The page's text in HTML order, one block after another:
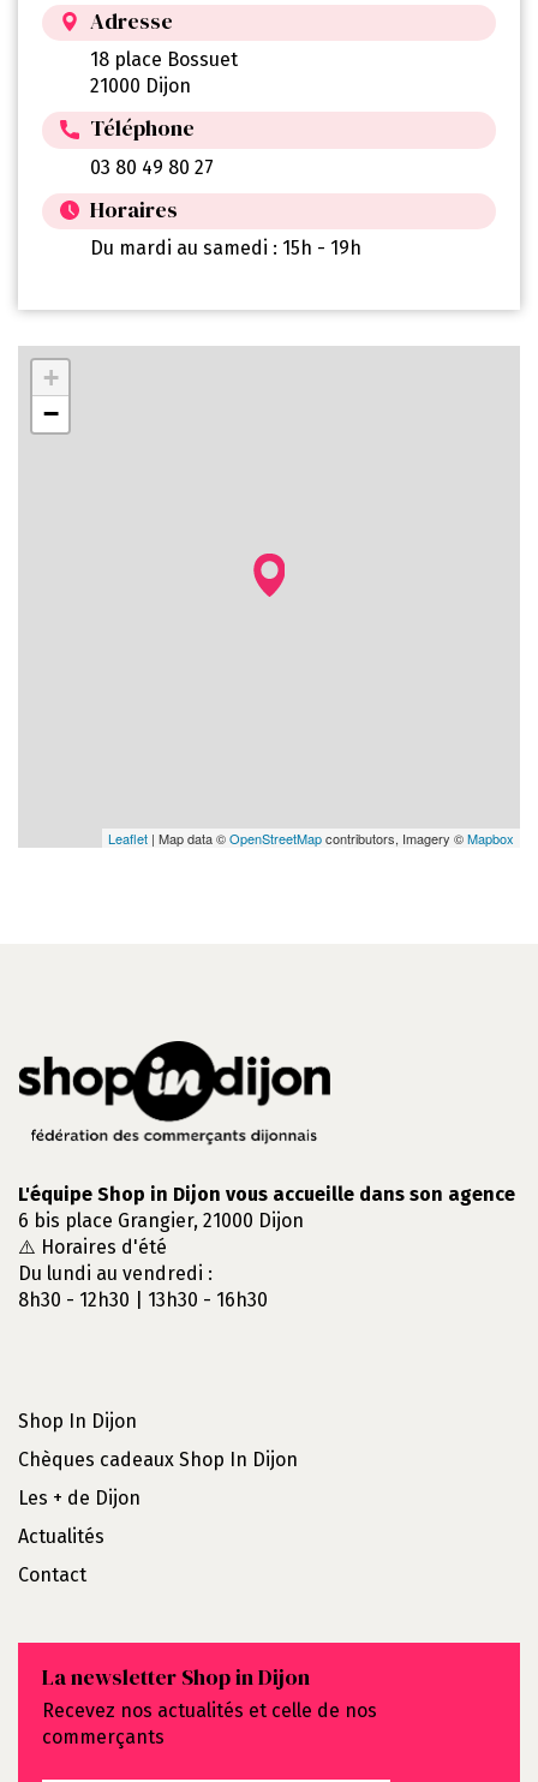
Adresse
18 place Bossuet
21000 Dijon
Téléphone
03 80 49 80 27
Horaires
Du mardi au samedi : 15h - 19h
+
−
Leaflet | Map data ©OpenStreetMapcontributors, Imagery ©Mapbox
L'équipe Shop in Dijon vous accueille dans son agence
6 bis place Grangier, 21000 Dijon
⚠️ Horaires d'été
Du lundi au vendredi :
8h30 - 12h30 | 13h30 - 16h30
Shop In Dijon
Chèques cadeaux Shop In Dijon
Les + de Dijon
Actualités
Contact
La newsletter Shop in Dijon
Recevez nos actualités et celle de nos
commerçants